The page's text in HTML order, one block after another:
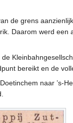
de grens
Daarom werd een
bereikt en de
naar ’s-